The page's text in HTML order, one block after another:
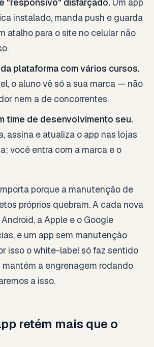
"responsivo" disfarçado. Um app
instalado, manda push e guarda
atalho para o site no celular não
plataforma com vários cursos.
o aluno vê só a sua marca — não
nem a de concorrentes.
time de desenvolvimento seu.
assina e atualiza o app nas lojas
você entra com a marca e o
porque a manutenção de
próprios quebram. A cada nova
a Apple e o Google
e um app sem manutenção
isso o white-label só faz sentido
a engrenagem rodando
a isso.
retém mais que o